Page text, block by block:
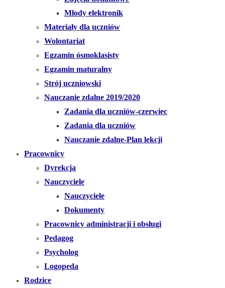
Młody elektronik
Materiały dla uczniów
Wolontariat
Egzamin ósmoklasisty
Egzamin maturalny
Strój uczniowski
Nauczanie zdalne 2019/2020
Zadania dla uczniów-czerwiec
Zadania dla uczniów
Nauczanie zdalne-Plan lekcji
Pracownicy
Dyrekcja
Nauczyciele
Nauczyciele
Dokumenty
Pracownicy administracji i obsługi
Pedagog
Psycholog
Logopeda
Rodzice